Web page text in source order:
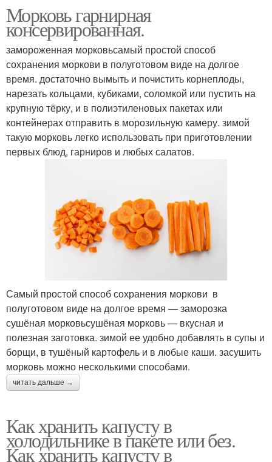
Морковь гарнирная
консервированная.
замороженная морковьсамый простой способ
сохранения моркови в полуготовом виде на долгое
время. достаточно вымыть и почистить корнеплоды,
нарезать кольцами, кубиками, соломкой или пустить на
крупную тёрку, и в полиэтиленовых пакетах или
контейнерах отправить в морозильную камеру. зимой
такую морковь легко использовать при приготовлении
первых блюд, гарниров и любых салатов.
Самый простой способ сохранения моркови в
полуготовом виде на долгое время — заморозка
сушёная морковьсушёная морковь — вкусная и
полезная заготовка. зимой ее удобно добавлять в супы и
борщи, в тушёный картофель и в любые каши. засушить
морковь можно несколькими способами.
читать дальше →
Как хранить капусту в
холодильнике в пакете или без.
Как хранить капусту в